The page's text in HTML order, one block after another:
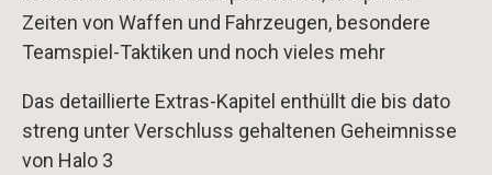
Zeiten von Waffen und Fahrzeugen, besondere
Teamspiel-Taktiken und noch vieles mehr
Das detaillierte Extras-Kapitel enthüllt die bis dato
streng unter Verschluss gehaltenen Geheimnisse
von Halo 3